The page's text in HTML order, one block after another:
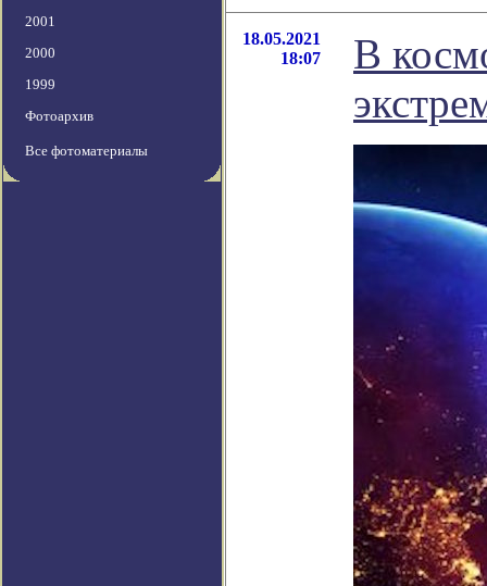
2001
2000
1999
Фотоархив
Все фотоматериалы
18.05.2021
18:07
В